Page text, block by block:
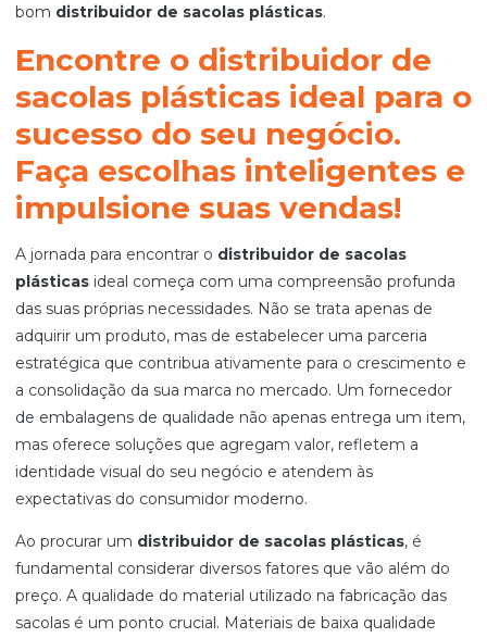
bom distribuidor de sacolas plásticas.
Encontre o distribuidor de
sacolas plásticas ideal para o
sucesso do seu negócio.
Faça escolhas inteligentes e
impulsione suas vendas!
A jornada para encontrar o distribuidor de sacolas
plásticas ideal começa com uma compreensão profunda
das suas próprias necessidades. Não se trata apenas de
adquirir um produto, mas de estabelecer uma parceria
estratégica que contribua ativamente para o crescimento e
a consolidação da sua marca no mercado. Um fornecedor
de embalagens de qualidade não apenas entrega um item,
mas oferece soluções que agregam valor, refletem a
identidade visual do seu negócio e atendem às
expectativas do consumidor moderno.
Ao procurar um distribuidor de sacolas plásticas, é
fundamental considerar diversos fatores que vão além do
preço. A qualidade do material utilizado na fabricação das
sacolas é um ponto crucial. Materiais de baixa qualidade